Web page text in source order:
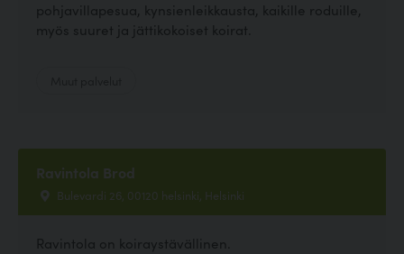
pohjavillapesua, kynsienleikkausta, kaikille roduille,
myös suuret ja jättikokoiset koirat.
Ravintola Brod
Bulevardi 26, 00120 helsinki, Helsinki
Ravintola on koiraystävällinen.